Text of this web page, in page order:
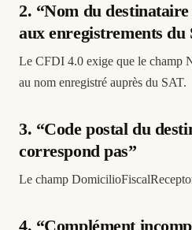
2. “Nom du
aux enregistrements du
Le CFDI 4.0 exige que le champ
au nom enregistré auprès du SAT.
3. “Code postal du
correspond pas”
Le champ
4. “Complément